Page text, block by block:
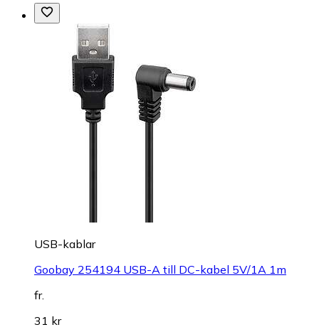
USB-kablar
Goobay 254194 USB-A till DC-kabel 5V/1A 1m
fr.
31 kr